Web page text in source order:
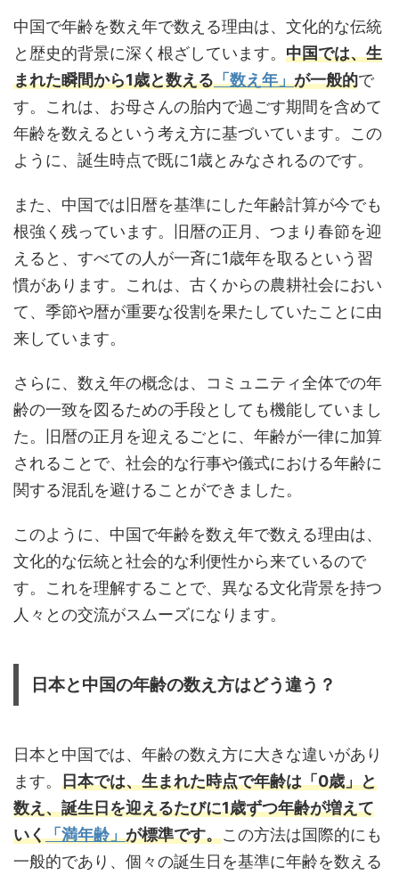
中国で年齢を数え年で数える理由は、文化的な伝統
と歴史的背景に深く根ざしています。 中国では、生
まれた瞬間から1歳と数える「数え年」が一般的で
す。これは、お母さんの胎内で過ごす期間を含めて
年齢を数えるという考え方に基づいています。この
ように、誕生時点で既に1歳とみなされるのです。
また、中国では旧暦を基準にした年齢計算が今でも
根強く残っています。旧暦の正月、つまり春節を迎
えると、すべての人が一斉に1歳年を取るという習
慣があります。これは、古くからの農耕社会におい
て、季節や暦が重要な役割を果たしていたことに由
来しています。
さらに、数え年の概念は、コミュニティ全体での年
齢の一致を図るための手段としても機能していまし
た。旧暦の正月を迎えるごとに、年齢が一律に加算
されることで、社会的な行事や儀式における年齢に
関する混乱を避けることができました。
このように、中国で年齢を数え年で数える理由は、
文化的な伝統と社会的な利便性から来ているので
す。これを理解することで、異なる文化背景を持つ
人々との交流がスムーズになります。
日本と中国の年齢の数え方はどう違う？
日本と中国では、年齢の数え方に大きな違いがあり
ます。 日本では、生まれた時点で年齢は「0歳」と
数え、誕生日を迎えるたびに1歳ずつ年齢が増えて
いく「満年齢」が標準です。この方法は国際的にも
一般的であり、個々の誕生日を基準に年齢を数える